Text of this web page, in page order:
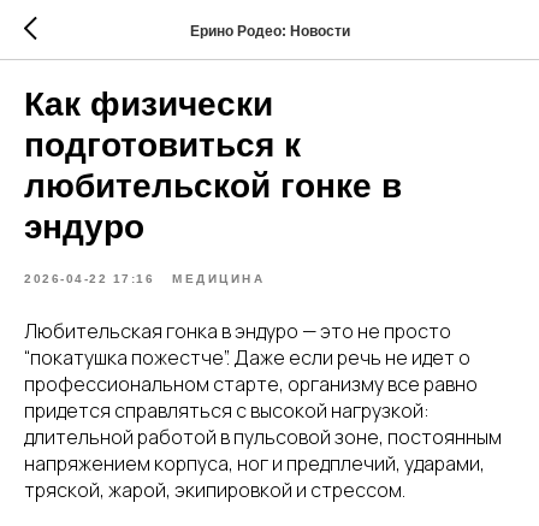
Ерино Родео: Новости
Как физически
подготовиться к
любительской гонке в
эндуро
2026-04-22 17:16 МЕДИЦИНА
Любительская гонка в эндуро — это не просто
“покатушка пожестче”. Даже если речь не идет о
профессиональном старте, организму все равно
придется справляться с высокой нагрузкой:
длительной работой в пульсовой зоне, постоянным
напряжением корпуса, ног и предплечий, ударами,
тряской, жарой, экипировкой и стрессом.